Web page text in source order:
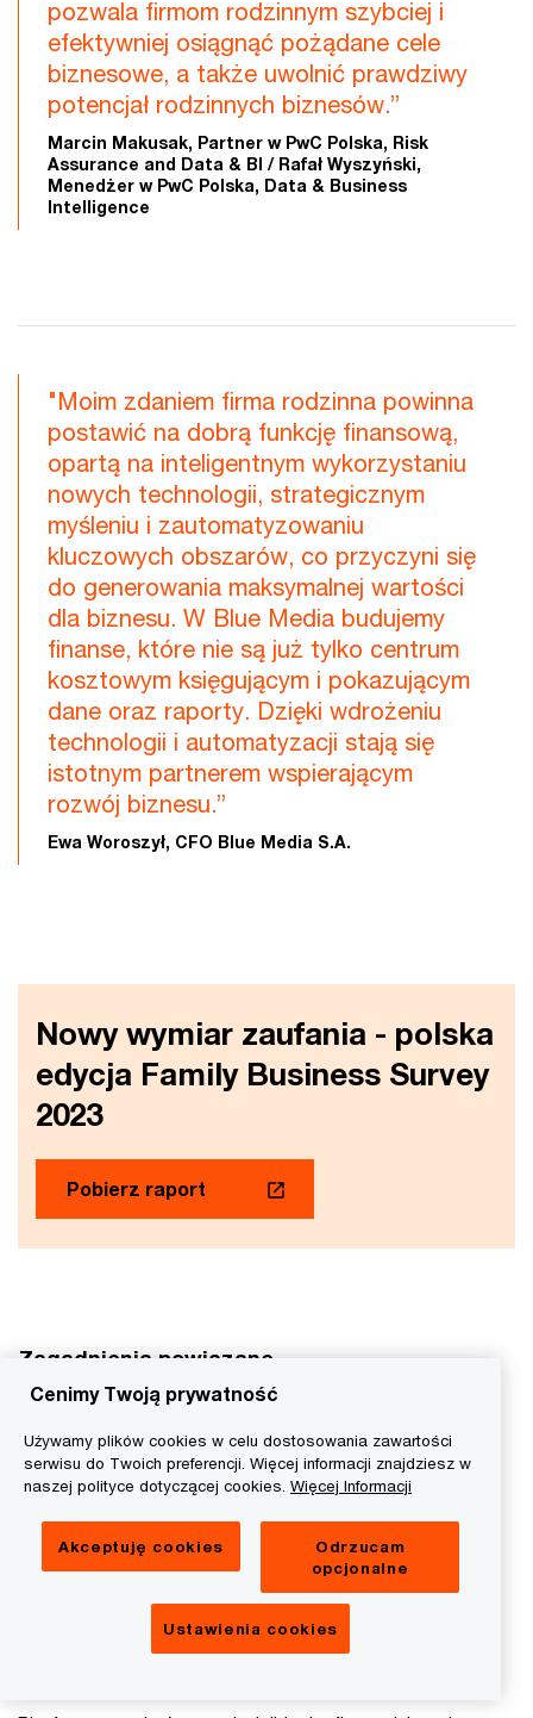
pozwala firmom rodzinnym szybciej i
efektywniej osiągnąć pożądane cele
biznesowe, a także uwolnić prawdziwy
potencjał rodzinnych biznesów.”
Marcin Makusak, Partner w PwC Polska, Risk
Assurance and Data & BI / Rafał Wyszyński,
Menedżer w PwC Polska, Data & Business
Intelligence
"Moim zdaniem firma rodzinna powinna
postawić na dobrą funkcję finansową,
opartą na inteligentnym wykorzystaniu
nowych technologii, strategicznym
myśleniu i zautomatyzowaniu
kluczowych obszarów, co przyczyni się
do generowania maksymalnej wartości
dla biznesu. W Blue Media budujemy
finanse, które nie są już tylko centrum
kosztowym księgującym i pokazującym
dane oraz raporty. Dzięki wdrożeniu
technologii i automatyzacji stają się
istotnym partnerem wspierającym
rozwój biznesu.”
Ewa Woroszył, CFO Blue Media S.A.
Nowy wymiar zaufania - polska
edycja Family Business Survey
2023
Pobierz raport
Zagadnienia powiązane
Cenimy Twoją prywatność
Używamy plików cookies w celu dostosowania zawartości
serwisu do Twoich preferencji. Więcej informacji znajdziesz w
naszej polityce dotyczącej cookies. Więcej Informacji
Akceptuję cookies
Odrzucam
opcjonalne
Ustawienia cookies